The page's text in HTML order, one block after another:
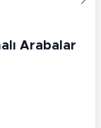
Arabalar